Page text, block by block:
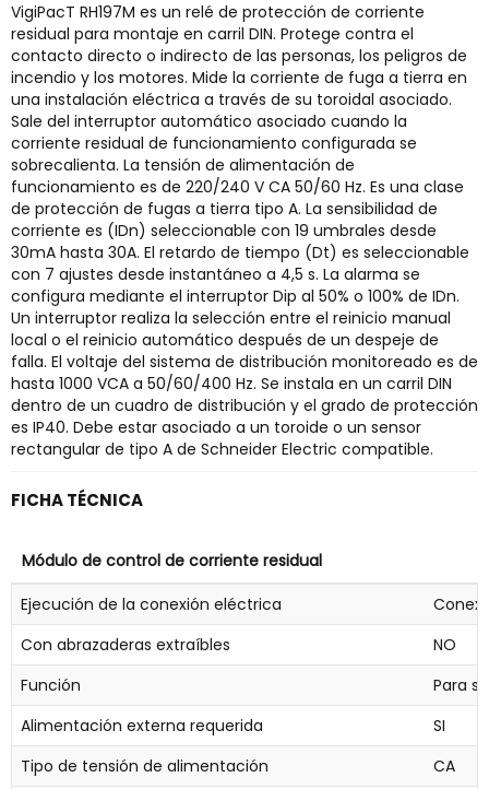
VigiPacT RH197M es un relé de protección de corriente
residual para montaje en carril DIN. Protege contra el
contacto directo o indirecto de las personas, los peligros de
incendio y los motores. Mide la corriente de fuga a tierra en
una instalación eléctrica a través de su toroidal asociado.
Sale del interruptor automático asociado cuando la
corriente residual de funcionamiento configurada se
sobrecalienta. La tensión de alimentación de
funcionamiento es de 220/240 V CA 50/60 Hz. Es una clase
de protección de fugas a tierra tipo A. La sensibilidad de
corriente es (IDn) seleccionable con 19 umbrales desde
30mA hasta 30A. El retardo de tiempo (Dt) es seleccionable
con 7 ajustes desde instantáneo a 4,5 s. La alarma se
configura mediante el interruptor Dip al 50% o 100% de IDn.
Un interruptor realiza la selección entre el reinicio manual
local o el reinicio automático después de un despeje de
falla. El voltaje del sistema de distribución monitoreado es de
hasta 1000 VCA a 50/60/400 Hz. Se instala en un carril DIN
dentro de un cuadro de distribución y el grado de protección
es IP40. Debe estar asociado a un toroide o un sensor
rectangular de tipo A de Schneider Electric compatible.
FICHA TÉCNICA
Módulo de control de corriente residual
Ejecución de la conexión eléctrica
Con abrazaderas extraíbles
NO
Función
Para
Alimentación externa requerida
SI
Tipo de tensión de alimentación
CA